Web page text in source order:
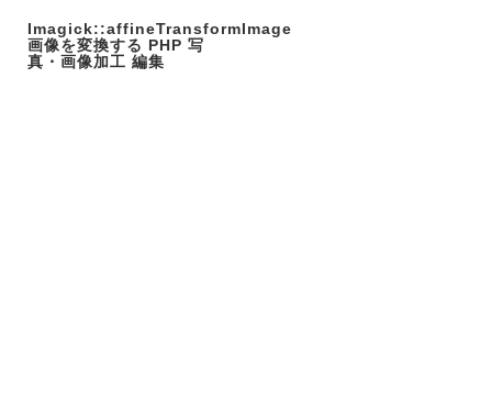
Imagick::affineTransformImage
画像を変換する PHP 写
真・画像加工 編集